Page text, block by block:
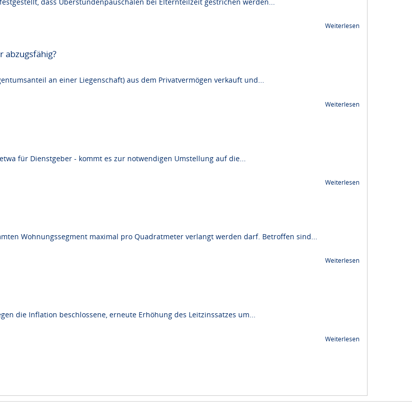
Weiterlesen
abzugsfähig?
an einer Liegenschaft) aus dem Privatvermögen verkauft und...
Weiterlesen
für Dienstgeber - kommt es zur notwendigen Umstellung auf die...
Weiterlesen
Wohnungssegment maximal pro Quadratmeter verlangt werden darf. Betroffen sind...
Weiterlesen
die Inflation beschlossene, erneute Erhöhung des Leitzinssatzes um...
Weiterlesen